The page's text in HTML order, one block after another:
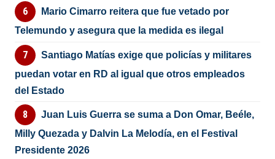
Mario Cimarro reitera que fue vetado por
Telemundo y asegura que la medida es ilegal
Santiago Matías exige que policías y militares
puedan votar en RD al igual que otros empleados
del Estado
Juan Luis Guerra se suma a Don Omar, Beéle,
Milly Quezada y Dalvin La Melodía, en el Festival
Presidente 2026